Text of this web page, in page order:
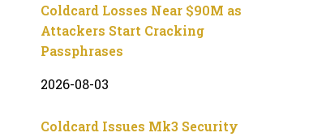
Coldcard Losses Near $90M as
Attackers Start Cracking
Passphrases
2026-08-03
Coldcard Issues Mk3 Security